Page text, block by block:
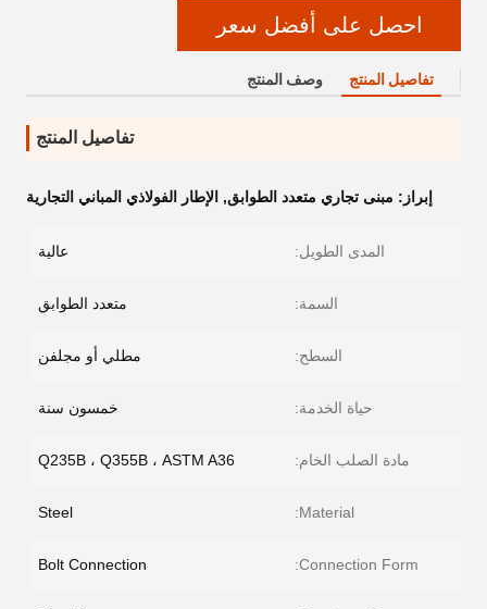
احصل على أفضل سعر
تفاصيل المنتج وصف المنتج
تفاصيل المنتج
إبراز: مبنى تجاري متعدد الطوابق, الإطار الفولاذي المباني التجارية
المدى الطويل: عالية
السمة: متعدد الطوابق
السطح: مطلي أو مجلفن
حياة الخدمة: خمسون سنة
مادة الصلب الخام: Q235B ، Q355B ، ASTM A36
Material:
Steel
Connection Form:
Bolt Connection